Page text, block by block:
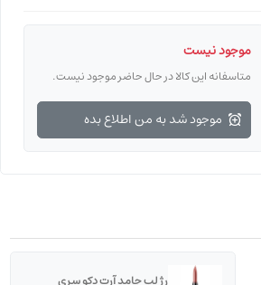
موجود نیست
متاسفانه این کالا در حال حاضر موجود نیست.
موجود شد به من اطلاع بده
رژ لب جامد آرت دکو سری